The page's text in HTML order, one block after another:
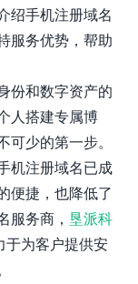
绍手机注册域名
服务优势，帮助
份和数字资产的
人搭建专属博
少的第一步。
机注册域名已成
便捷，也降低了
服务商， 垦派科
于为客户提供安